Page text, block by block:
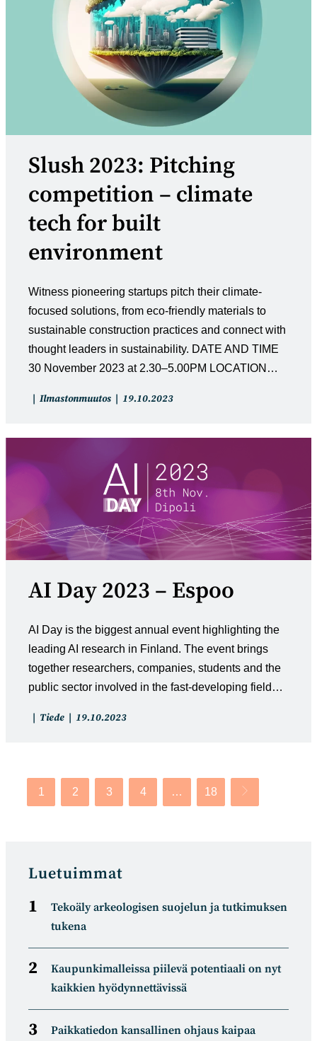
Slush 2023: Pitching
competition – climate
tech for built
environment
Witness pioneering startups pitch their climate-
focused solutions, from eco-friendly materials to
sustainable construction practices and connect with
thought leaders in sustainability. DATE AND TIME
30 November 2023 at 2.30–5.00PM LOCATION…
Artikkelin
Ilmastonmuutos
Artikkeli
19.10.2023
AI Day 2023 – Espoo
AI Day is the biggest annual event highlighting the
leading AI research in Finland. The event brings
together researchers, companies, students and the
public sector involved in the fast-developing field…
Artikkelin
Tiede
Artikkeli
19.10.2023
1 2 3 4 … 18 Siirry
Luetuimmat
Tekoäly arkeologisen suojelun ja tutkimuksen
tukena
Kaupunkimalleissa piilevä potentiaali on nyt
kaikkien hyödynnettävissä
Paikkatiedon kansallinen ohjaus kaipaa